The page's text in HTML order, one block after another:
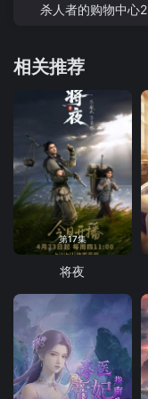
杀人者的购物中心2
相关推荐
第17集
将夜